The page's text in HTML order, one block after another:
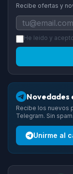
Recibe ofertas y
He leido y
Novedades
Recibe los nuevos
Telegram. Sin spam.
Unirme al